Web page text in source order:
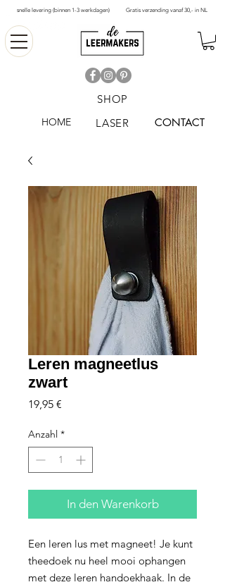
snelle levering (binnen 1-3 werkdagen) Gratis verzending vanaf 30,- in NL
HOME CONTACT
LASER
SHOP
Leren magneetlus
zwart
19,95 €
Anzahl *
In den Warenkorb
Een leren lus met magneet! Je kunt
theedoek nu heel mooi ophangen
met deze leren handoekhaak. In de